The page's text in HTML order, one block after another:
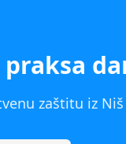
praksa
zaštitu iz Niš